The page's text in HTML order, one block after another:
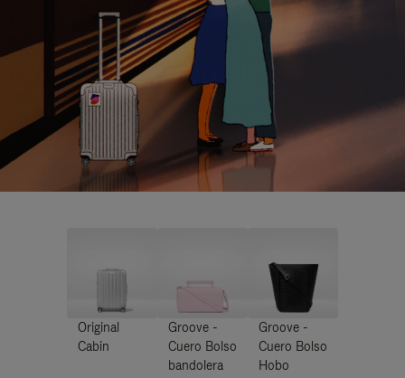
Original
Cabin
Groove -
Cuero Bolso
bandolera
Groove -
Cuero Bolso
Hobo